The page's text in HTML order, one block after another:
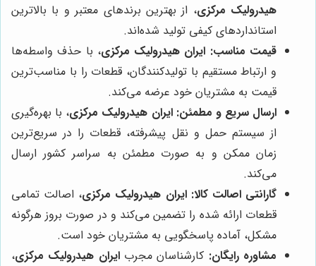
هیدرولیک مرکزی، از بهترین برندهای معتبر و با بالاترین
استانداردهای کیفی تولید شده‌اند.
قیمت مناسب: ایران هیدرولیک مرکزی، با حذف واسطه‌ها
و ارتباط مستقیم با تولیدکنندگان، قطعات را با مناسب‌ترین
قیمت به مشتریان خود عرضه می‌کند.
ارسال سریع و مطمئن: ایران هیدرولیک مرکزی، با بهره‌گیری
از سیستم حمل و نقل پیشرفته، قطعات را در سریع‌ترین
زمان ممکن و به صورت مطمئن به سراسر کشور ارسال
می‌کند.
گارانتی اصالت کالا: ایران هیدرولیک مرکزی، اصالت تمامی
قطعات ارائه شده را تضمین می‌کند و در صورت بروز هرگونه
مشکل، آماده پاسخگویی به مشتریان خود است.
مشاوره رایگان: کارشناسان مجربایران هیدرولیک مرکزی،